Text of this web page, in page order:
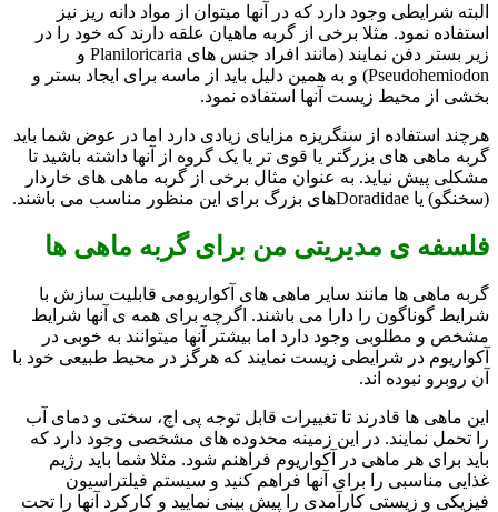
البته شرایطی وجود دارد که در آنها میتوان از مواد دانه ریز نیز
استفاده نمود. مثلا برخی از گربه ماهیان علقه دارند که خود را در
زیر بستر دفن نمایند (مانند افراد جنس های Planiloricaria و
Pseudohemiodon) و به همین دلیل باید از ماسه برای ایجاد بستر و
بخشی از محیط زیست آنها استفاده نمود.
هرچند استفاده از سنگریزه مزایای زیادی دارد اما در عوض شما باید
گربه ماهی های بزرگتر یا قوی تر یا یک گروه از آنها داشته باشید تا
مشکلی پیش نیاید. به عنوان مثال برخی از گربه ماهی های خاردار
(سخنگو) یا Doradidaeهای بزرگ برای این منظور مناسب می باشند.
فلسفه ی مدیریتی من برای گربه ماهی ها
گربه ماهی ها مانند سایر ماهی های آکواریومی قابلیت سازش با
شرایط گوناگون را دارا می باشند. اگرچه برای همه ی آنها شرایط
مشخص و مطلوبی وجود دارد اما بیشتر آنها میتوانند به خوبی در
آکواریوم در شرایطی زیست نمایند که هرگز در محیط طبیعی خود با
آن روبرو نبوده اند.
این ماهی ها قادرند تا تغییرات قابل توجه پی اچ، سختی و دمای آب
را تحمل نمایند. در این زمینه محدوده های مشخصی وجود دارد که
باید برای هر ماهی در آکواریوم فراهنم شود. مثلا شما باید رژیم
غذایی مناسبی را برای آنها فراهم کنید و سیستم فیلتراسیون
فیزیکی و زیستی کارآمدی را پیش بینی نمایید و کارکرد آنها را تحت